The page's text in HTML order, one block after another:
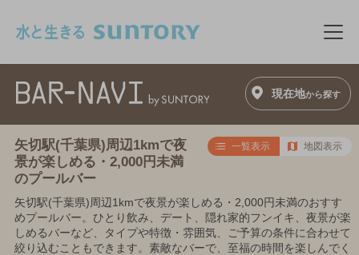
メ
現在地から探す
矢切駅(千葉県)周辺1kmで夜
景が楽しめる・2,000円未満
のプールバー
一覧表示 地図表示
矢切駅(千葉県)周辺1kmで夜景が楽しめる・2,000円未満のおすす
めプールバー。ひとり飲み、デート、隠れ家的フンイキ、夜景が楽
しめるバーなど、タイプや特徴・雰囲気、ご予算の条件に合わせて
絞り込むこともできます。素敵なバーで、至福の時間を楽しんでく